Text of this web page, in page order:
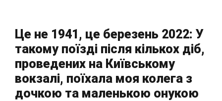
Це не 1941, це березень 2022: У
такому поїзді після кількох діб,
проведених на Київському
вокзалі, поїхала моя колега з
дочкою та маленькою онукою